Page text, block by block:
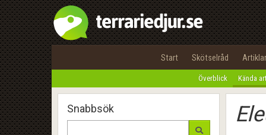
Start Skötselråd Artiklar
Överblick Kända
Snabbsök